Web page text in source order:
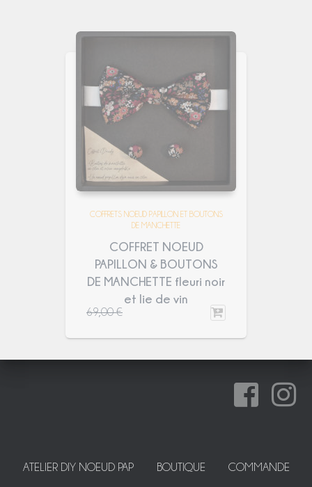
COFFRETS NOEUD PAPILLON ET BOUTONS
DE MANCHETTE
COFFRET NOEUD
PAPILLON & BOUTONS
DE MANCHETTE fleuri noir
et lie de vin
69,00€
ATELIER DIY NOEUD PAP BOUTIQUE COMMANDE